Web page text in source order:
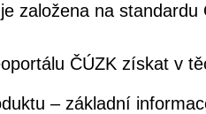
založena na standardu
ČÚZK získat v
– základní